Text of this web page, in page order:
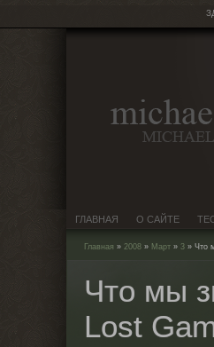
ГЛАВНАЯ О САЙТЕ
Главная » 2008 » Март » 3 » Что
Что мы
Lost